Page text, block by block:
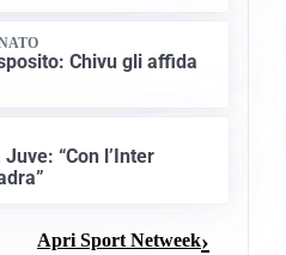
Chivu gli affida
“Con l’Inter
Apri Sport Netweek